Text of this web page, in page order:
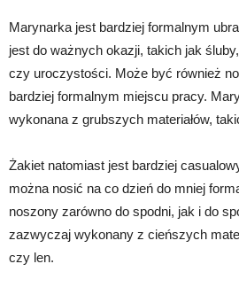
Marynarka jest bardziej formalnym
jest do ważnych okazji, takich jak
czy uroczystości. Może być również
bardziej formalnym miejscu pracy.
wykonana z grubszych materiałów,
Żakiet natomiast jest bardziej
można nosić na co dzień do mniej
noszony zarówno do spodni, jak i do
zazwyczaj wykonany z cieńszych
czy len.